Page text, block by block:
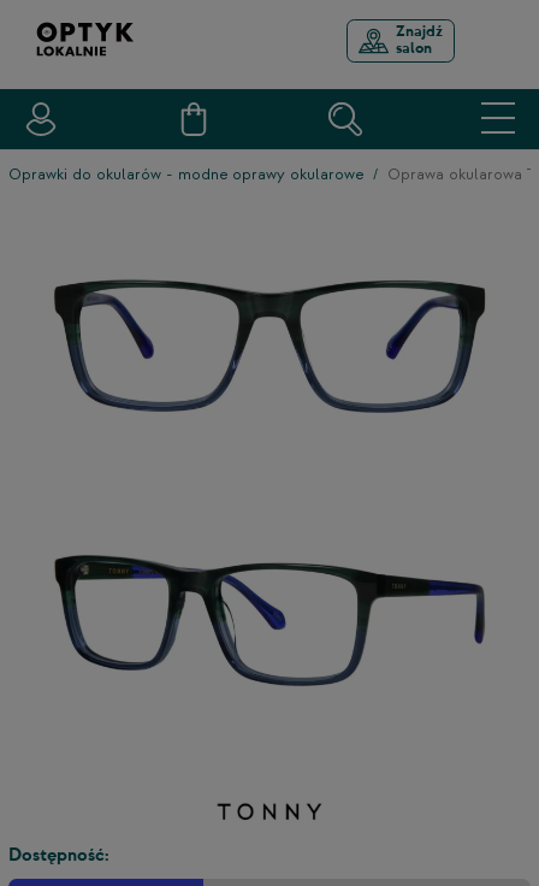
Znajdź
salon
Oprawki do okularów - modne oprawy okularowe Oprawa okularowa
Dostępność: